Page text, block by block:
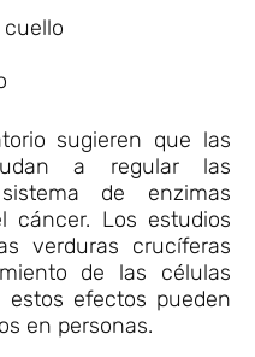
sugieren que las
a regular las
de enzimas
cáncer. Los estudios
verduras crucíferas
de las células
estos efectos pueden
en personas.